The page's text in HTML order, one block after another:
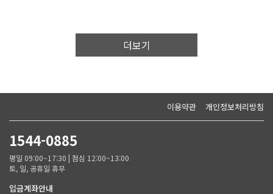
이용약관 개인정보처리방침
1544-0885
평일 09:00~17:30 | 점심 12:00~13:00
토, 일, 공휴일 휴무
입금계좌안내